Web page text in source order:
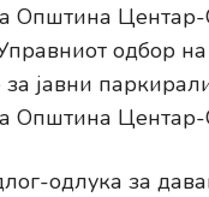
Општина Центар-
одбор на
за јавни
Општина Центар-
за